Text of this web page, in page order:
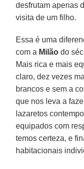
desfrutam apenas
visita de um filho.
Essa é uma
com a Milão do
Mais rica e mais
claro, dez vezes
brancos e sem a
que nos leva a
lazaretos
equipados com
temos certeza, e
habitacionais